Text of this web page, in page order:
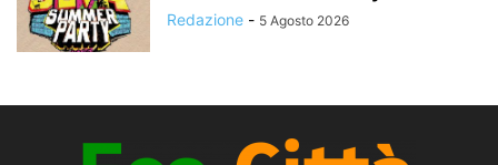
Redazione - 5 Agosto 2026